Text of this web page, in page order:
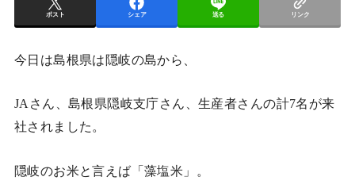
ポスト シェア 送る リンク
今日は島根県は隠岐の島から、
JAさん、島根県隠岐支庁さん、生産者さんの計7名が来
社されました。
隠岐のお米と言えば「藻塩米」。